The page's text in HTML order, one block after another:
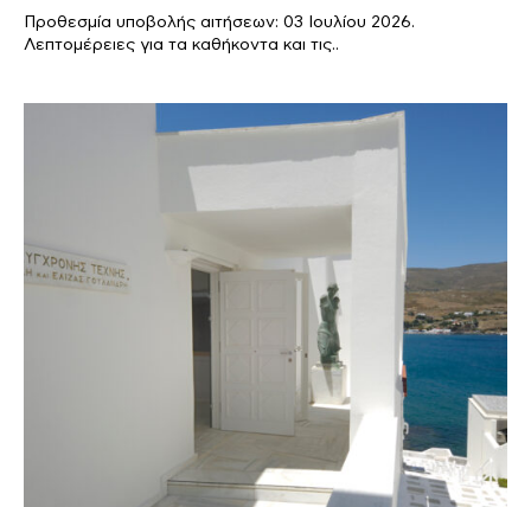
Προθεσμία υποβολής αιτήσεων: 03 Ιουλίου 2026.
Λεπτομέρειες για τα καθήκοντα και τις..